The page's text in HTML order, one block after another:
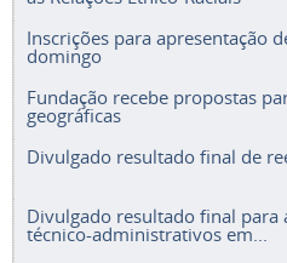
Inscrições para apresentação
domingo
Fundação recebe propostas
geográficas
Divulgado resultado final de
Divulgado resultado final para
técnico-administrativos em...